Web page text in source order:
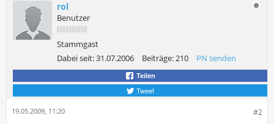
rol
Benutzer
Stammgast
Dabei seit:31.07.2006 Beiträge:210 PN senden
Teilen
Tweet
#2
19.05.2009, 11:20